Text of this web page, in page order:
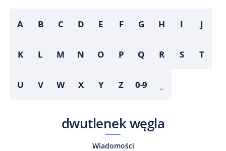
A B C D E F G H I J
K L M N O P Q R S T
U V W X Y Z 0-9
dwutlenek węgla
Wiadomości